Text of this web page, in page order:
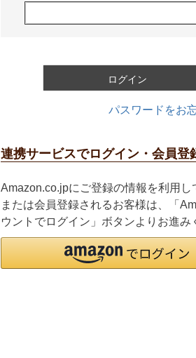
)
ログイン
パスワードをお
連携サービスでログイン・会員登
Amazon.co.jpにご登録の情報を利用し
または会員登録されるお客様は、「
ウントでログイン」ボタンよりお進み